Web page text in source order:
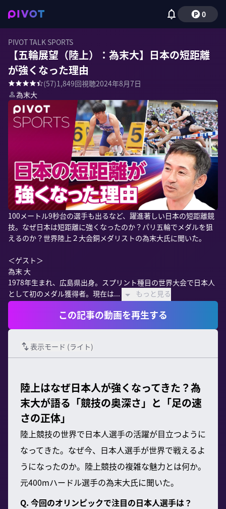
0
PIVOT TALK SPORTS
【五輪展望（陸上）：為末大】日本の短距離
が強くなった理由
(57)1,849回視聴2024年8月7日
為末大
100メートル9秒台の選手も出るなど、躍進著しい日本の短距離競
技。なぜ日本は短距離に強くなったのか？パリ五輪でメダルを狙
えるのか？世界陸上２大会銅メダリストの為末大氏に聞いた。
＜ゲスト＞
為末 大
1978年生まれ、広島県出身。スプリント種目の世界大会で日本人
として初のメダル獲得者。現在は...
もっと見る
この記事の動画を再生する
表示モード (ライト)
陸上はなぜ日本人が強くなってきた？為
末大が語る「競技の奥深さ」と「足の速
さの正体」
陸上競技の世界で日本人選手の活躍が目立つように
なってきた。なぜ今、日本人選手が世界で戦えるよ
うになったのか。陸上競技の複雑な魅力とは何か。
元400mハードル選手の為末大氏に聞いた。
Q. 今回のオリンピックで注目の日本人選手は？